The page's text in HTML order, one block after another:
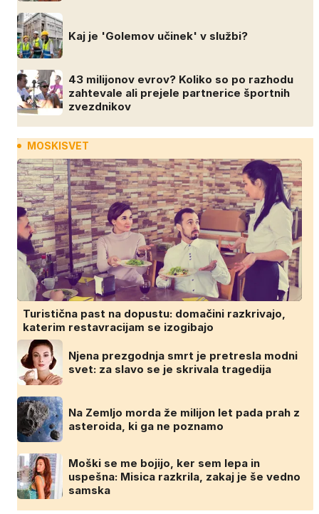
Kaj je 'Golemov učinek' v službi?
43 milijonov evrov? Koliko so po razhodu
zahtevale ali prejele partnerice športnih
zvezdnikov
MOSKISVET
Turistična past na dopustu: domačini razkrivajo,
katerim restavracijam se izogibajo
Njena prezgodnja smrt je pretresla modni
svet: za slavo se je skrivala tragedija
Na Zemljo morda že milijon let pada prah z
asteroida, ki ga ne poznamo
Moški se me bojijo, ker sem lepa in
uspešna: Misica razkrila, zakaj je še vedno
samska